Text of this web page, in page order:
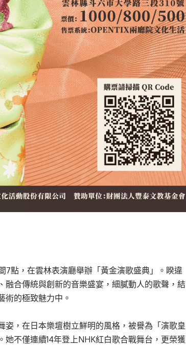
點，在雲林表演廳舉辦「黃金演歌盛典」。睽違
合傳統與創新的音樂盛宴，細膩動人的歌聲，結
術的極致魅力中。
，在日本樂壇樹立鮮明的風格，被譽為「演歌皇
不僅連續14年登上NHK紅白歌合戰舞台，更榮獲